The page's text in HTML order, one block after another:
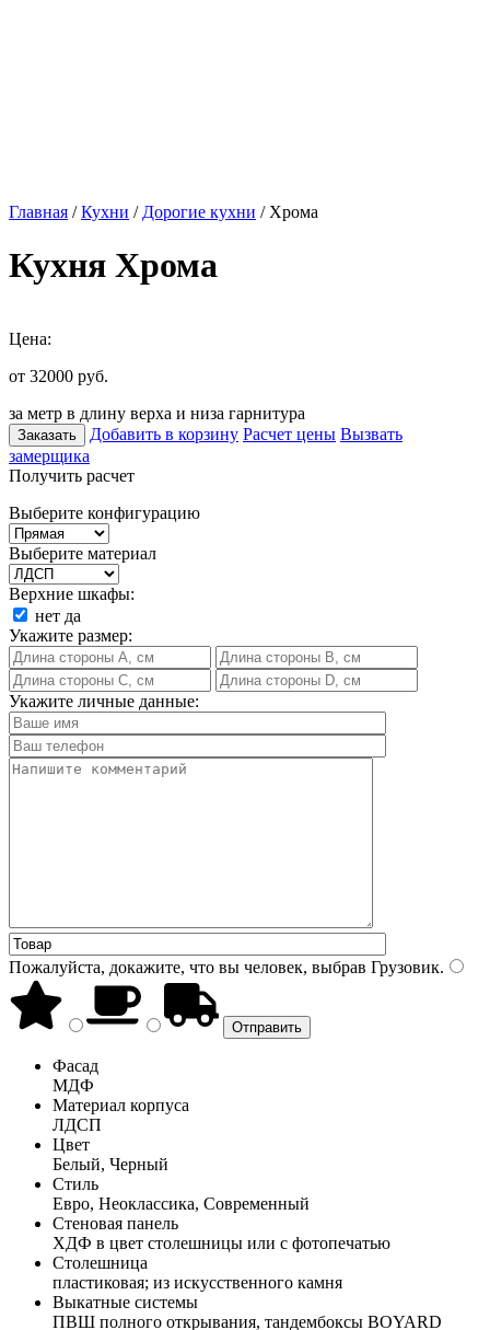
Главная /Кухни / Дорогие кухни / Хрома
Кухня Хрома
Цена:
от 32000 руб.
за метр в длину верха и низа гарнитура
Заказать Добавить в корзину Расчет цены Вызвать
замерщика
Получить расчет
Выберите конфигурацию
Выберите материал
Верхние шкафы:
нет да
Укажите размер:
Укажите личные данные:
Пожалуйста, докажите, что вы человек, выбрав Грузовик.
Фасад
МДФ
Материал корпуса
ЛДСП
Цвет
Белый, Черный
Стиль
Евро, Неоклассика, Современный
Стеновая панель
ХДФ в цвет столешницы или с фотопечатью
Столешница
пластиковая; из искусственного камня
Выкатные системы
ПВШ полного открывания, тандембоксы BOYARD